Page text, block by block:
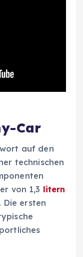
Car
auf den
technischen
von 1,3 litern
Die ersten